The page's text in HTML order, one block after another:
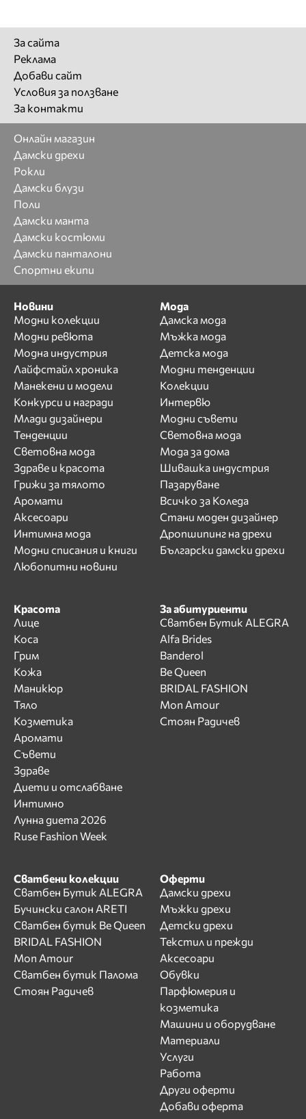
За сайта
Реклама
Добави сайт
Условия за ползване
За контакти
Онлайн магазин
Дамски дрехи
Рокли
Дамски блузи
Поли
Дамски манта
Дамски костюми
Дамски панталони
Спортни екипи
Новини
Модни колекции
Модни ревюта
Модна индустрия
Лайфстайл хроника
Манекени и модели
Конкурси и награди
Млади дизайнери
Тенденции
Световна мода
Здраве и красота
Грижи за тялото
Аромати
Аксесоари
Интимна мода
Модни списания и книги
Любопитни новини
Мода
Дамска мода
Мъжка мода
Детска мода
Модни тенденции
Колекции
Интервю
Модни съвети
Световна мода
Мода за дома
Шивашка индустрия
Пазаруване
Всичко за Коледа
Стани моден дизайнер
Дропшипинг на дрехи
Български дамски дрехи
Красота
Лице
Коса
Грим
Кожа
Маникюр
Тяло
Козметика
Аромати
Съвети
Здраве
Диети и отслабване
Интимно
Лунна диета 2026
Ruse Fashion Week
За абитуриенти
Сватбен Бутик ALEGRA
Alfa Brides
Banderol
Be Queen
BRIDAL FASHION
Mon Amour
Стоян Радичев
Сватбени колекции
Сватбен Бутик ALEGRA
Бучински салон ARETI
Сватбен бутик Be Queen
BRIDAL FASHION
Mon Amour
Сватбен бутик Палома
Стоян Радичев
Оферти
Дамски дрехи
Мъжки дрехи
Детски дрехи
Текстил и прежди
Аксесоари
Обувки
Парфюмерия и
козметика
Машини и оборудване
Материали
Услуги
Работа
Други оферти
Добави оферта